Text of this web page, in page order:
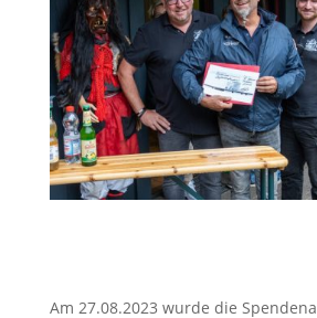
Am 27.08.2023 wurde die